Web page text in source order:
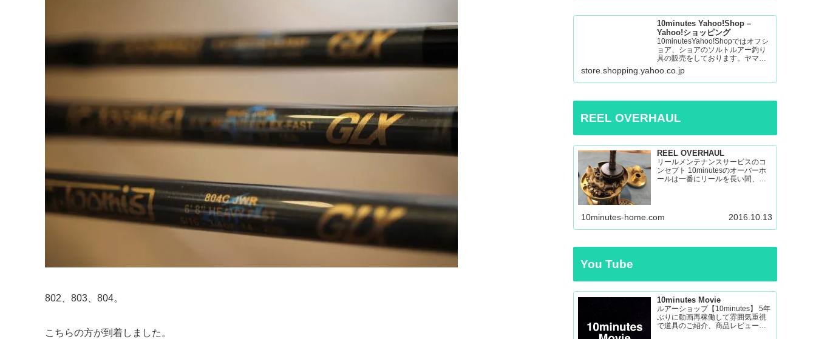
802、803、804。
こちらの方が到着しました。
10minutes Yahoo!Shop –
Yahoo!ショッピング
10minutesYahoo!Shopではオフシ
ョア、ショアのソルトルアー釣り
具の販売をしております。ヤマガ
ブランクス、ネイチャーボーイ
ズ、パッションズ、マシオな
ど:10minutes Yahoo!Shop – 通販 –
store.shopping.yahoo.co.jp
REEL OVERHAUL
REEL OVERHAUL
リールメンテナンスサービスのコ
ンセプト 10minutesのオーバーホ
ールは一番にリールを長い間、い
ルの原因はケミカルの劣化による
パーツの保護機能の...
10minutes-home.com 2016.10.13
You Tube
10minutes Movie
ルアーショップ【10minutes】 5年
ぶりに動画再稼働して雰囲気重視
で道具のご紹介、商品レビューか